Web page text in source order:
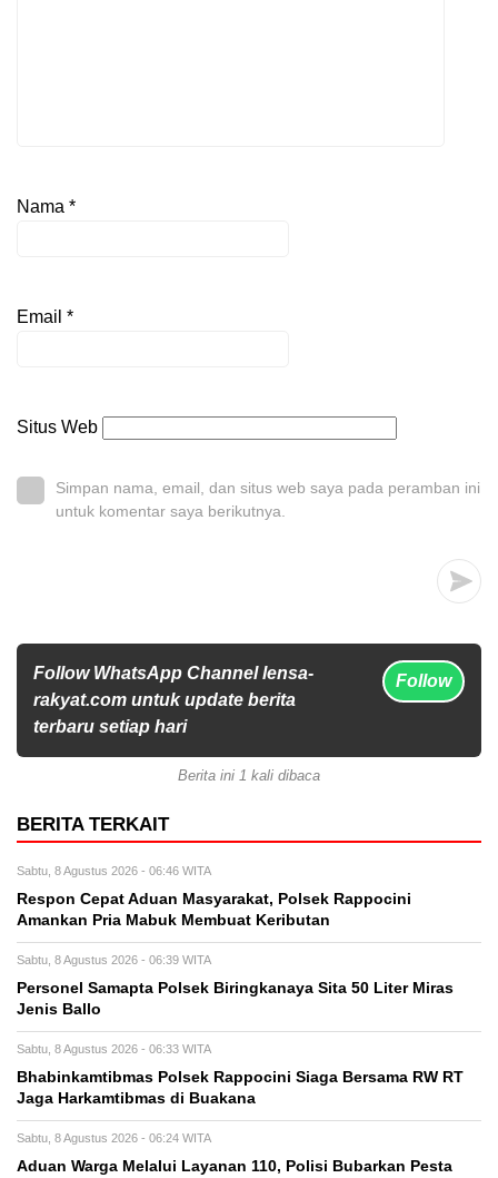
Nama *
Email *
Situs Web
Simpan nama, email, dan situs web saya pada peramban ini
untuk komentar saya berikutnya.
Follow WhatsApp Channel lensa-
rakyat.com untuk update berita
terbaru setiap hari
Follow
Berita ini 1 kali dibaca
BERITA TERKAIT
Sabtu, 8 Agustus 2026 - 06:46 WITA
Respon Cepat Aduan Masyarakat, Polsek Rappocini
Amankan Pria Mabuk Membuat Keributan
Sabtu, 8 Agustus 2026 - 06:39 WITA
Personel Samapta Polsek Biringkanaya Sita 50 Liter Miras
Jenis Ballo
Sabtu, 8 Agustus 2026 - 06:33 WITA
Bhabinkamtibmas Polsek Rappocini Siaga Bersama RW RT
Jaga Harkamtibmas di Buakana
Sabtu, 8 Agustus 2026 - 06:24 WITA
Aduan Warga Melalui Layanan 110, Polisi Bubarkan Pesta